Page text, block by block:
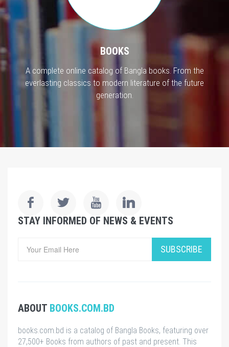
BOOKS
A complete online catalog of Bangla books. From the
everlasting classics to modern literature of the future
generation.
STAY INFORMED OF NEWS & EVENTS
SUBSCRIBE
ABOUT BOOKS.COM.BD
books.com.bd is a catalog of Bangla Books, featuring over
27,500+ Books from authors of past and present. This